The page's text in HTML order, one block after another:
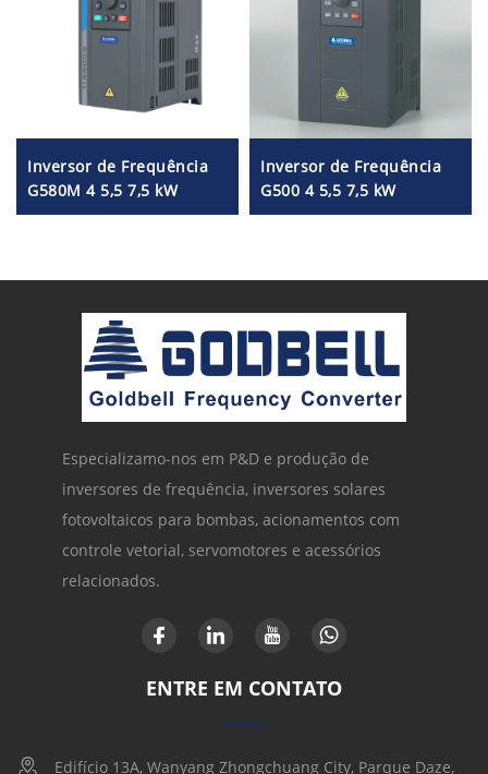
Inversor de Frequência
G580M 4 5,5 7,5 kW
Inversor de Frequência
G500 4 5,5 7,5 kW
Especializamo-nos em P&D e produção de
inversores de frequência, inversores solares
fotovoltaicos para bombas, acionamentos com
controle vetorial, servomotores e acessórios
relacionados.
ENTRE EM CONTATO
Edifício 13A, Wanyang Zhongchuang City, Parque Daze,